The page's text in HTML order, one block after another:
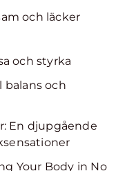
och läcker
och styrka
balans och
En djupgående
Your Body in No